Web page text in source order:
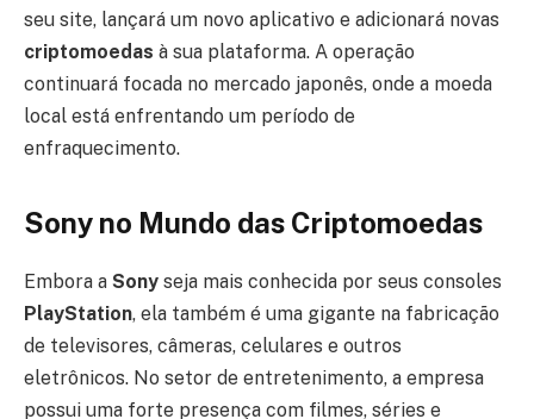
seu site, lançará um novo aplicativo e adicionará novas
criptomoedas à sua plataforma. A operação
continuará focada no mercado japonês, onde a moeda
local está enfrentando um período de
enfraquecimento.
Sony no Mundo das Criptomoedas
Embora a Sony seja mais conhecida por seus consoles
PlayStation, ela também é uma gigante na fabricação
de televisores, câmeras, celulares e outros
eletrônicos. No setor de entretenimento, a empresa
possui uma forte presença com filmes, séries e